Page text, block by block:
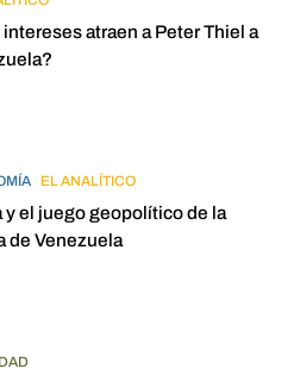
intereses atraen a Peter Thiel a
EL ANALÍTICO
y el juego geopolítico de la
de Venezuela